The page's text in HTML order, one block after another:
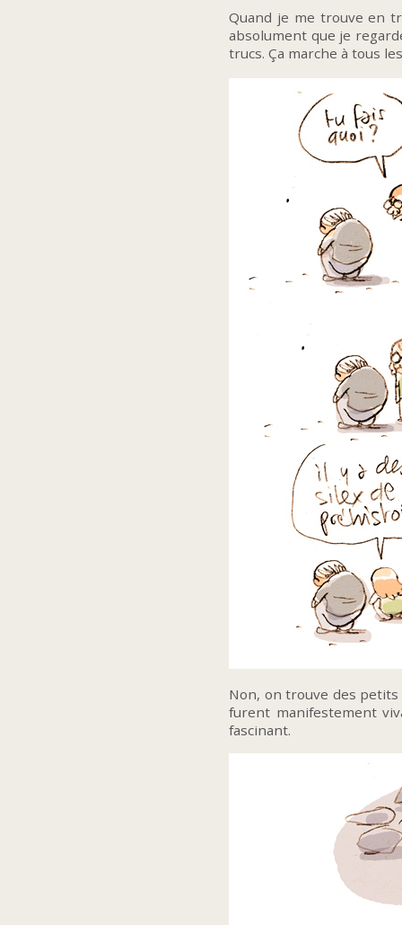
Quand je me trouve en
absolument que je
trucs. Ça marche à tous
Non, on trouve des petits
furent manifestement
fascinant.